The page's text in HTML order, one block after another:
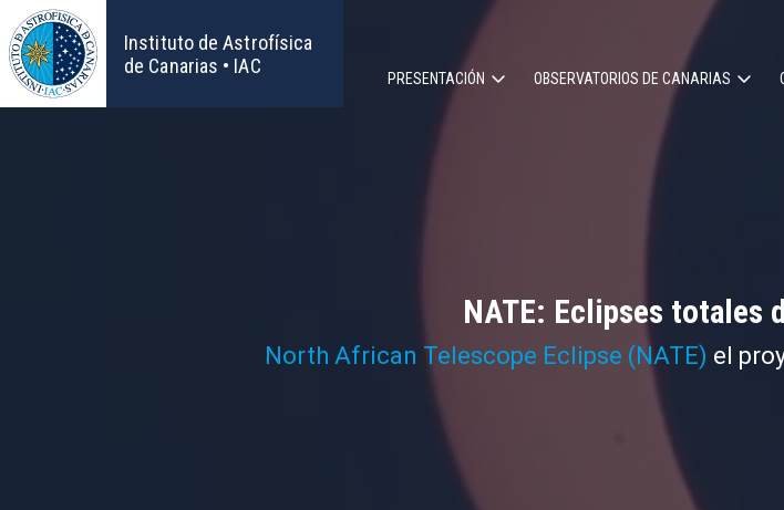
Pasar
al
contenido
principal
Instituto de Astrofísica
de Canarias • IAC
Navegación
principal
PRESENTACIÓN OBSERVATORIOS DE CANARIAS
NATE: Eclipses totales
North African Telescope Eclipse (NATE) el